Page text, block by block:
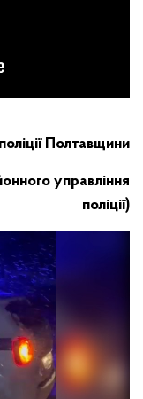
Полтавщини
управління
поліції)